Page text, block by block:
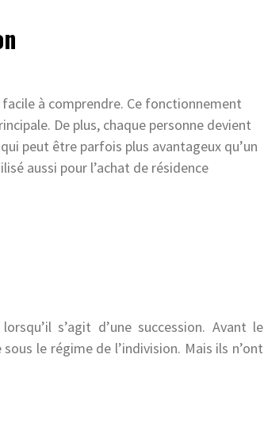
à comprendre. Ce fonctionnement
De plus, chaque personne devient
peut être parfois plus avantageux qu’un
aussi pour l’achat de résidence
s’agit d’une succession. Avant le
le régime de l’indivision. Mais ils n’ont